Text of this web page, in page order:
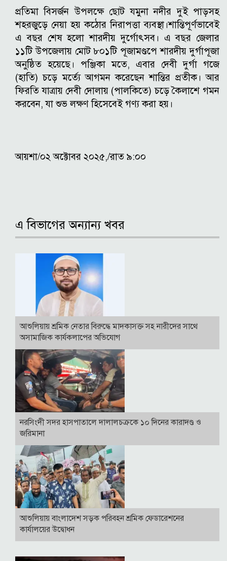
প্রতিমা বিসর্জন উপলক্ষে ছোট যমুনা নদীর দুই পাড়সহ
শহরজুড়ে নেয়া হয় কঠোর নিরাপত্তা ব্যবস্থা।শান্তিপূর্ণভাবেই
এ বছর শেষ হলো শারদীয় দুর্গোৎসব। এ বছর জেলার
১১টি উপজেলায় মোট ৮০১টি পূজামণ্ডপে শারদীয় দুর্গাপূজা
অনুষ্ঠিত হয়েছে। পঞ্জিকা মতে, এবার দেবী দুর্গা গজে
(হাতি) চড়ে মর্ত্যে আগমন করেছেন শান্তির প্রতীক। আর
ফিরতি যাত্রায় দেবী দোলায় (পালকিতে) চড়ে কৈলাশে গমন
করবেন, যা শুভ লক্ষণ হিসেবেই গণ্য করা হয়।
আয়শা/০২ অক্টোবর ২০২৫,/রাত ৯:০০
এ বিভাগের অন্যান্য খবর
আশুলিয়ায় শ্রমিক নেতার বিরুদ্ধে মাদকাসক্ত সহ নারীদের সাথে
অসামাজিক কার্যকলাপের অভিযোগ
নরসিংদী সদর হাসপাতালে দালালচক্রকে ১০ দিনের কারাদণ্ড ও
জরিমানা
আশুলিয়ায় বাংলাদেশ সড়ক পরিবহন শ্রমিক ফেডারেশনের
কার্যালয়ের উদ্বোধন